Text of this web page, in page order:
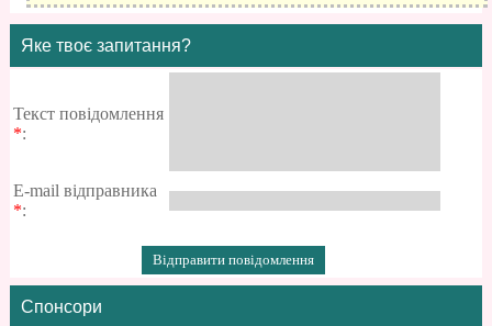
Яке твоє запитання?
Текст повідомлення
*:
E-mail відправника
*:
Спонсори